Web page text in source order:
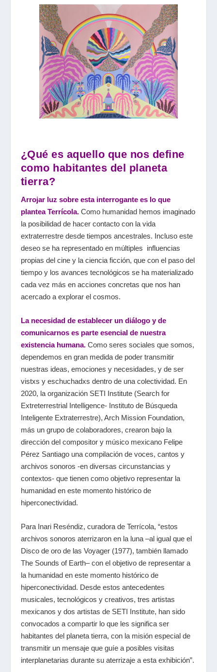
¿Qué es aquello que nos define
como habitantes del planeta
tierra?
Arrojar luz sobre esta interrogante es lo que
plantea Terrícola. Como humanidad hemos imaginado
la posibilidad de hacer contacto con la vida
extraterrestre desde tiempos ancestrales. Incluso este
deseo se ha representado en múltiples influencias
propias del cine y la ciencia ficción, que con el paso del
tiempo y los avances tecnológicos se ha materializado
cada vez más en acciones concretas que nos han
acercado a explorar el cosmos.
La necesidad de establecer un diálogo y de
comunicarnos es parte esencial de nuestra
existencia humana.Como seres sociales que somos,
dependemos en gran medida de poder transmitir
nuestras ideas, emociones y necesidades, y de ser
vistxs y eschuchadxs dentro de una colectividad. En
2020, la organización SETI Institute (Search for
Extreterrestrial Intelligence- Instituto de Búsqueda
Inteligente Extraterrestre), Arch Mission Foundation,
más un grupo de colaboradores, crearon bajo la
dirección del compositor y músico mexicano Felipe
Pérez Santiago una compilación de voces, cantos y
archivos sonoros -en diversas circunstancias y
contextos- que tienen como objetivo representar la
humanidad en este momento histórico de
hiperconectividad.
Para Inari Reséndiz, curadora de Terrícola, “estos
archivos sonoros aterrizaron en la luna –al igual que el
Disco de oro de las Voyager (1977), también llamado
The Sounds of Earth– con el objetivo de representar a
la humanidad en este momento histórico de
hiperconectividad. Desde estos antecedentes
musicales, tecnológicos y creativos, tres artistas
mexicanos y dos artistas de SETI Institute, han sido
convocados a compartir lo que les significa ser
habitantes del planeta tierra, con la misión especial de
transmitir un mensaje que guíe a posibles visitas
interplanetarias durante su aterrizaje a esta exhibición”.